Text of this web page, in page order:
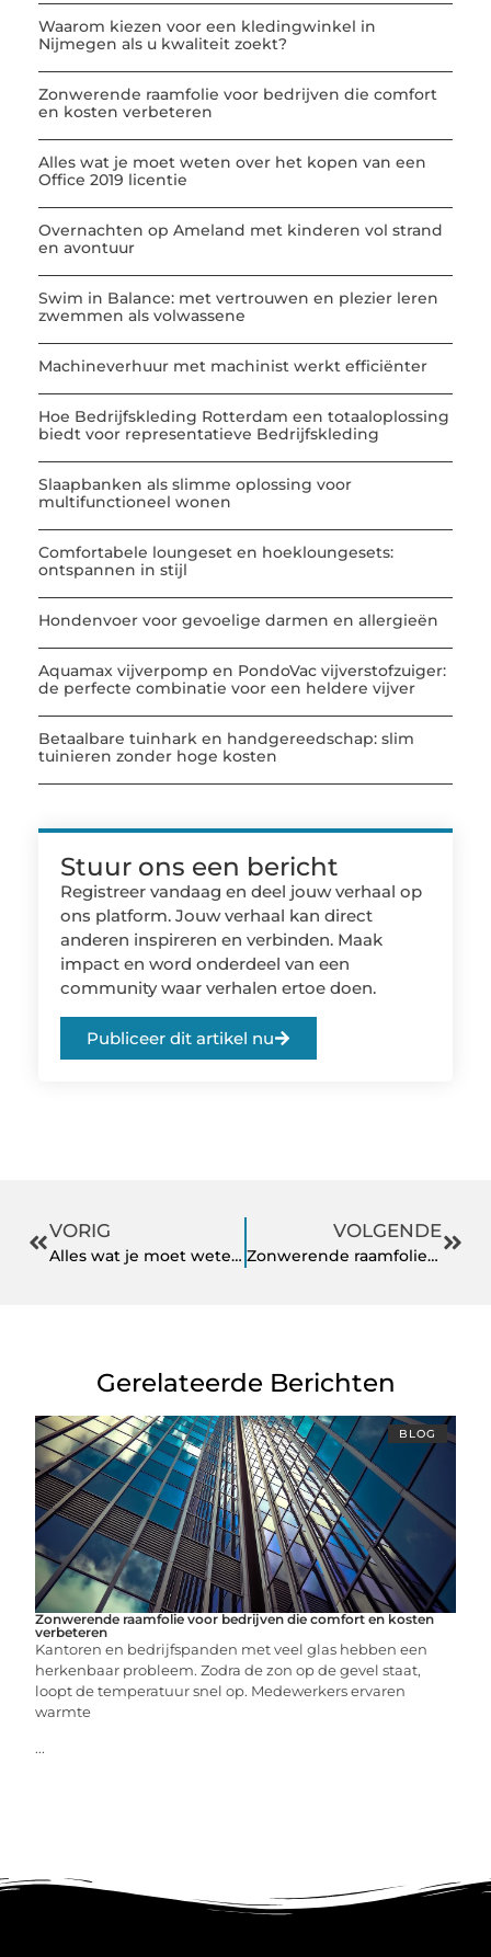
Waarom kiezen voor een kledingwinkel in
Nijmegen als u kwaliteit zoekt?
Zonwerende raamfolie voor bedrijven die comfort
en kosten verbeteren
Alles wat je moet weten over het kopen van een
Office 2019 licentie
Overnachten op Ameland met kinderen vol strand
en avontuur
Swim in Balance: met vertrouwen en plezier leren
zwemmen als volwassene
Machineverhuur met machinist werkt efficiënter
Hoe Bedrijfskleding Rotterdam een totaaloplossing
biedt voor representatieve Bedrijfskleding
Slaapbanken als slimme oplossing voor
multifunctioneel wonen
Comfortabele loungeset en hoekloungesets:
ontspannen in stijl
Hondenvoer voor gevoelige darmen en allergieën
Aquamax vijverpomp en PondoVac vijverstofzuiger:
de perfecte combinatie voor een heldere vijver
Betaalbare tuinhark en handgereedschap: slim
tuinieren zonder hoge kosten
Stuur ons een bericht
Registreer vandaag en deel jouw verhaal op
ons platform. Jouw verhaal kan direct
anderen inspireren en verbinden. Maak
impact en word onderdeel van een
community waar verhalen ertoe doen.
Publiceer dit artikel nu
VORIG
Alles wat je moet weten over het kopen van een Office 2019 licentie
VOLGENDE
Zonwerende raamfolie voor bedrijven die comfort en kosten verbeteren
Gerelateerde Berichten
BLOG
Zonwerende raamfolie voor bedrijven die comfort en kosten
verbeteren
Kantoren en bedrijfspanden met veel glas hebben een
herkenbaar probleem. Zodra de zon op de gevel staat,
loopt de temperatuur snel op. Medewerkers ervaren
warmte
...